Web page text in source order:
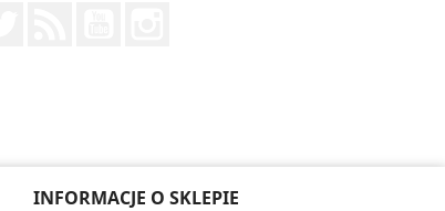
INFORMACJE O SKLEPIE